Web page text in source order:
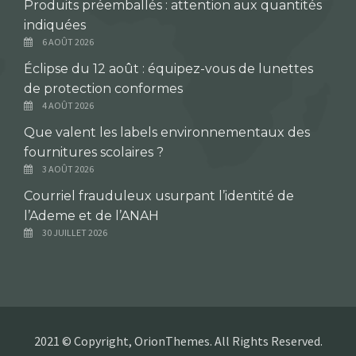
Produits préemballés : attention aux quantités
indiquées
6 AOÛT 2026
Éclipse du 12 août : équipez-vous de lunettes
de protection conformes
4 AOÛT 2026
Que valent les labels environnementaux des
fournitures scolaires ?
3 AOÛT 2026
Courriel frauduleux usurpant l’identité de
l’Ademe et de l’ANAH
30 JUILLET 2026
2021 © Copyright, OrionThemes. All Rights Reserved.